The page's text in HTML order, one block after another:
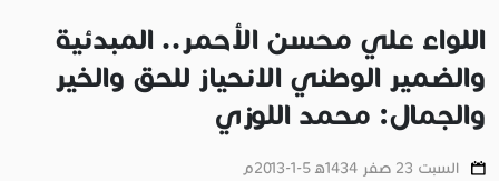
اللواء علي محسن الأحمر.. المبدئية
والضمير الوطني الانحياز للحق والخير
والجمال: محمد اللوزي
السبت 23 صفر 1434ﻫ 5-1-2013م